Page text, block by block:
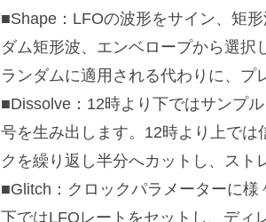
■Shape：LFOの波形をサイン、矩
ダム矩形波、エンベロープから選
ランダムに適用される代わりに、プ
■Dissolve：12時より下ではサンプ
号を生み出します。12時より上では
クを繰り返し半分へカットし、スト
■Glitch：クロックパラメーターに
下ではLFOレートをセットし、ディ